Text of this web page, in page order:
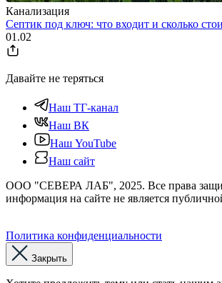
Канализация
Септик под ключ: что входит и сколько
01.02
Давайте не теряться
Наш ТГ-канал
Наш ВК
Наш YouTube
Наш сайт
ООО "СЕВЕРА ЛАБ", 2025. Все права
информация на сайте не является
Политика конфиденциальности
Закрыть